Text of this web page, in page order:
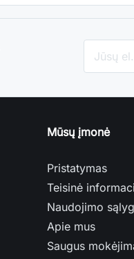
Mūsų įmonė
Pristatymas
Teisinė
Naudojimo
Apie mus
Saugus